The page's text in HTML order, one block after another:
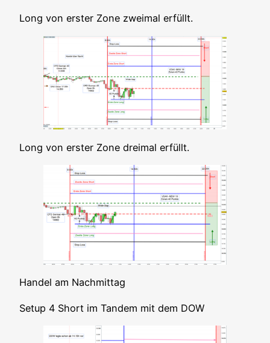
Long von ers­ter Zone zwei­mal erfüllt.
Long von ers­ter Zone drei­mal erfüllt.
Han­del am Nachmittag
Set­up 4 Short im Tan­dem mit dem DOW